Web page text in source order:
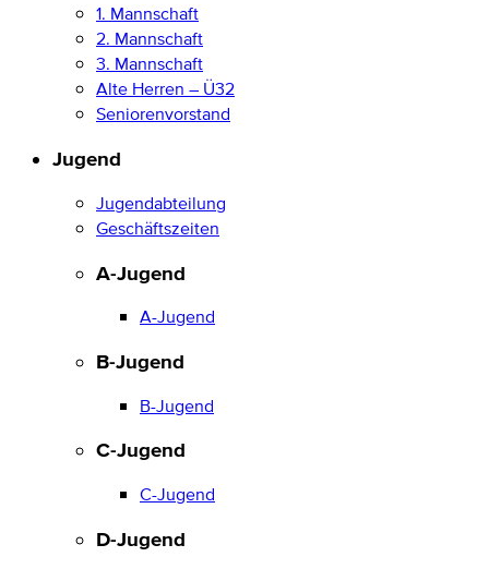
1. Mannschaft
2. Mannschaft
3. Mannschaft
Alte Herren – Ü32
Seniorenvorstand
Jugend
Jugendabteilung
Geschäftszeiten
A-Jugend
A-Jugend
B-Jugend
B-Jugend
C-Jugend
C-Jugend
D-Jugend